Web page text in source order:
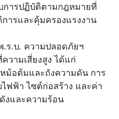
การปฏิบัติตามกฎหมายที่
ารและคุ้มครองแรงงาน
.ร.บ. ความปลอดภัยฯ
วามเสี่ยงสูง ได้แก่
หม้อต้มและถังความดัน การ
ฟฟ้า ไซต์ก่อสร้าง และค่า
งและความร้อน